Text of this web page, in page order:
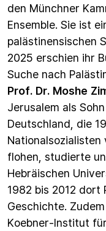
den Münchner
Ensemble. Sie ist
palästinensischen
2025 erschien ihr
Suche nach
Prof. Dr. Moshe
Jerusalem als
Deutschland, die
Nationalsozialisten
flohen, studierte
Hebräischen
1982 bis 2012 dort
Geschichte.
Koebner-Institut